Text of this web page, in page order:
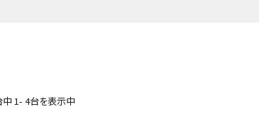
中 1- 4台を表示中